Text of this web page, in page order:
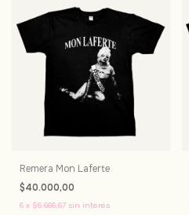
Remera Mon Laferte
$40.000,00
6 x $6.666,67 sin interés